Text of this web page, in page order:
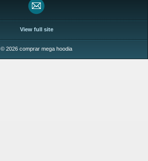
View full site
© 2026 comprar mega hoodia